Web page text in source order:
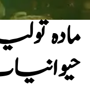
مادہ